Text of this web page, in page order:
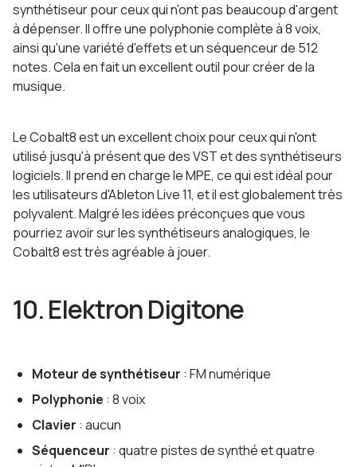
synthétiseur pour ceux qui n'ont pas beaucoup d'argent
à dépenser. Il offre une polyphonie complète à 8 voix,
ainsi qu'une variété d'effets et un séquenceur de 512
notes. Cela en fait un excellent outil pour créer de la
musique.
Le Cobalt8 est un excellent choix pour ceux qui n'ont
utilisé jusqu'à présent que des VST et des synthétiseurs
logiciels. Il prend en charge le MPE, ce qui est idéal pour
les utilisateurs d'Ableton Live 11, et il est globalement très
polyvalent. Malgré les idées préconçues que vous
pourriez avoir sur les synthétiseurs analogiques, le
Cobalt8 est très agréable à jouer.
10. Elektron Digitone
Moteur de synthétiseur : FM numérique
Polyphonie : 8 voix
Clavier : aucun
Séquenceur : quatre pistes de synthé et quatre